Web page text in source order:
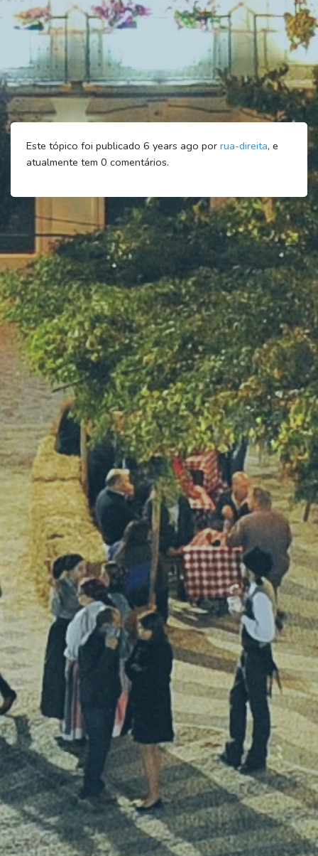
Este tópico foi publicado 6 years ago por rua-direita, e
atualmente tem 0 comentários.